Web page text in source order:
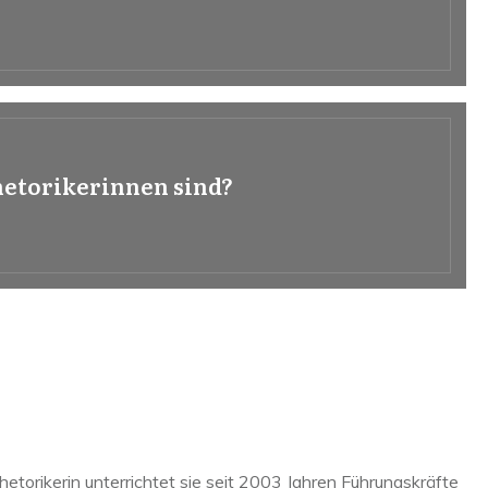
sind?
unterrichtet sie seit 2003 Jahren Führungskräfte